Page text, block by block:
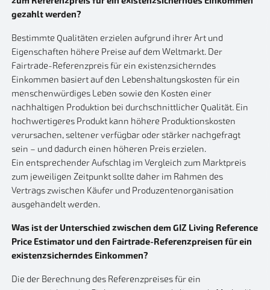
gezahlt werden?
Bestimmte Qualitäten erzielen aufgrund ihrer Art und
Eigenschaften höhere Preise auf dem Weltmarkt. Der
Fairtrade-Referenzpreis für ein existenzsicherndes
Einkommen basiert auf den Lebenshaltungskosten für ein
menschenwürdiges Leben sowie den Kosten einer
nachhaltigen Produktion bei durchschnittlicher Qualität. Ein
hochwertigeres Produkt kann höhere Produktionskosten
verursachen, seltener verfügbar oder stärker nachgefragt
sein – und dadurch einen höheren Preis erzielen.
Ein entsprechender Aufschlag im Vergleich zum Marktpreis
zum jeweiligen Zeitpunkt sollte daher im Rahmen des
Vertrags zwischen Käufer und Produzentenorganisation
ausgehandelt werden.
Was ist der Unterschied zwischen dem GIZ Living Reference
Price Estimator und den Fairtrade-Referenzpreisen für ein
existenzsicherndes Einkommen?
Die der Berechnung des Referenzpreises für ein